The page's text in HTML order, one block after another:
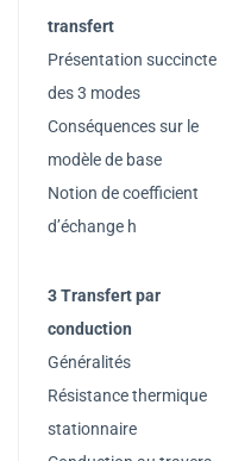
transfert
Présentation succincte
des 3 modes
Conséquences sur le
modèle de base
Notion de coefficient
d’échange h
3 Transfert par
conduction
Généralités
Résistance thermique
stationnaire